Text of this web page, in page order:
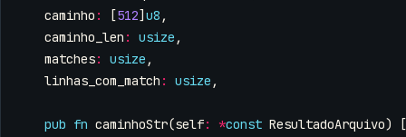
caminho : [512] u8 ,
caminho_len : usize ,
matches: usize ,
linhas_com_match : usize ,
pub fn caminhoStr(self: *const ResultadoArquivo)